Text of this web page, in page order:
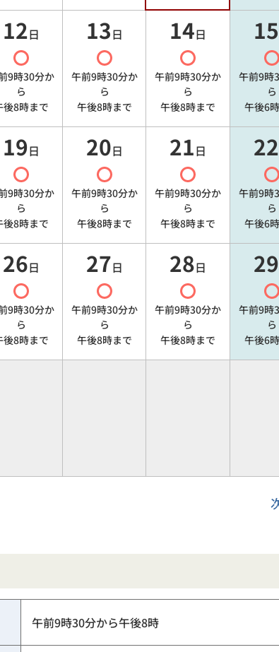
12日
9時30分か
ら
後8時まで
13日
午前9時30分か
ら
午後8時まで
14日
午前9時30分か
ら
午後8時まで
15
午前9時
ら
午後6時
19日
9時30分か
ら
後8時まで
20日
午前9時30分か
ら
午後8時まで
21日
午前9時30分か
ら
午後8時まで
22
午前9時
ら
午後6時
26日
9時30分か
ら
後8時まで
27日
午前9時30分か
ら
午後8時まで
28日
午前9時30分か
ら
午後8時まで
29
午前9時
ら
午後6時
午前9時30分から午後8時